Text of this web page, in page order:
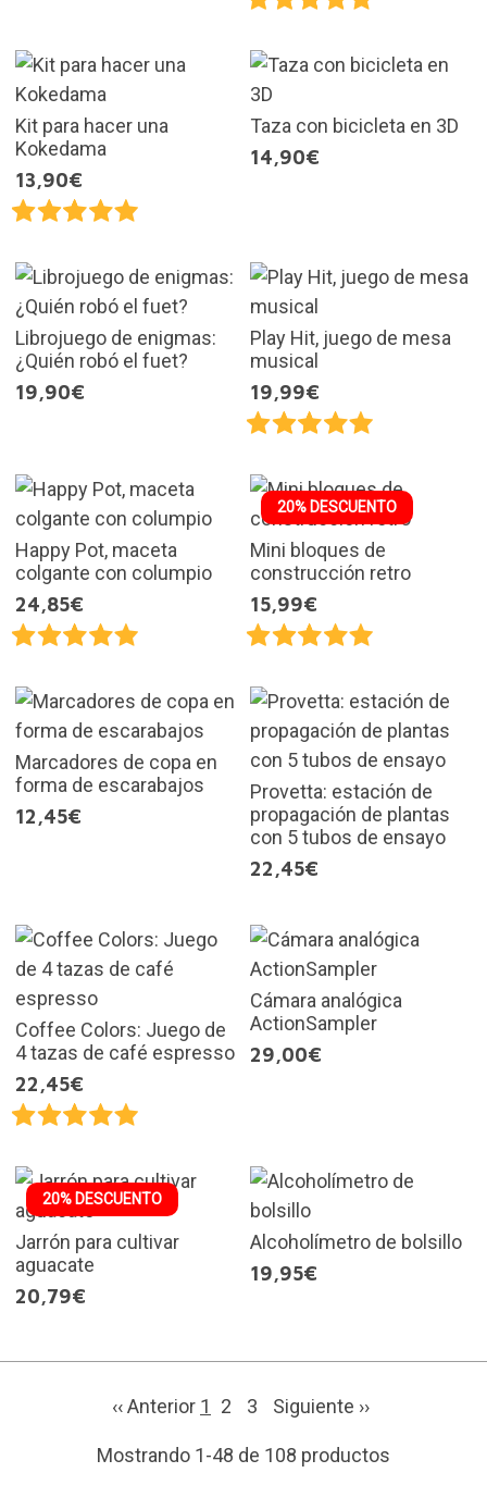
Kit para hacer una
Kokedama
13,90€
Taza con bicicleta en 3D
14,90€
Librojuego de enigmas:
¿Quién robó el fuet?
19,90€
Play Hit, juego de mesa
musical
19,99€
Happy Pot, maceta
colgante con columpio
24,85€
20% DESCUENTO
Mini bloques de
construcción retro
15,99€
Marcadores de copa en
forma de escarabajos
12,45€
Provetta: estación de
propagación de plantas
con 5 tubos de ensayo
22,45€
Coffee Colors: Juego de
4 tazas de café espresso
22,45€
Cámara analógica
ActionSampler
29,00€
20% DESCUENTO
Jarrón para cultivar
aguacate
20,79€
Alcoholímetro de bolsillo
19,95€
‹‹ Anterior 1 2 3 Siguiente ››
Mostrando 1-48 de 108 productos